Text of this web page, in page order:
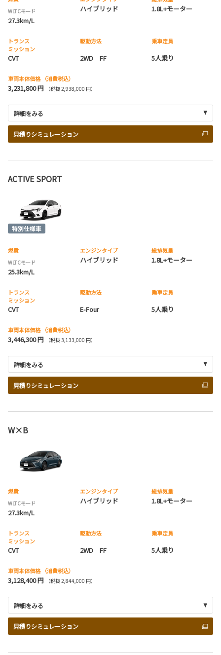
WLTCモード
27.3km/L
ハイブリッド 1.8L+モーター
トランス
ミッション
CVT
駆動方法
2WD FF
乗車定員
5人乗り
車両本体価格 （消費税込）
3,231,800 円 （税抜 2,938,000 円）
詳細をみる
見積りシミュレーション
ACTIVE SPORT
燃費
WLTCモード
25.3km/L
エンジンタイプ
ハイブリッド
総排気量
1.8L+モーター
トランス
ミッション
CVT
駆動方法
E-Four
乗車定員
5人乗り
車両本体価格 （消費税込）
3,446,300 円 （税抜 3,133,000 円）
詳細をみる
見積りシミュレーション
W×B
燃費
WLTCモード
27.3km/L
エンジンタイプ
ハイブリッド
総排気量
1.8L+モーター
トランス
ミッション
CVT
駆動方法
2WD FF
乗車定員
5人乗り
車両本体価格 （消費税込）
3,128,400 円 （税抜 2,844,000 円）
詳細をみる
見積りシミュレーション